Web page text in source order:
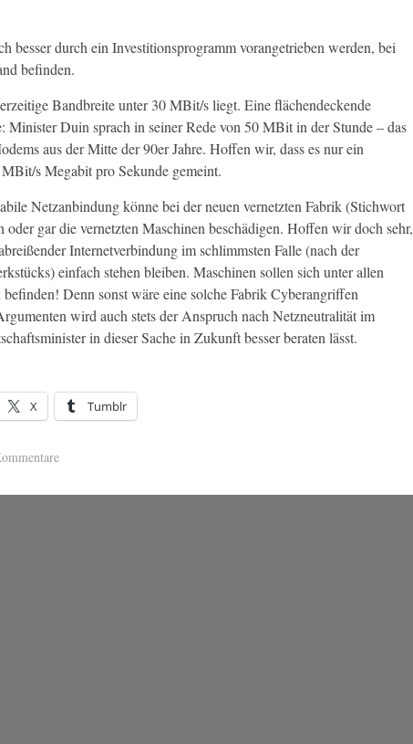
besser durch ein Investitionsprogramm vorangetrieben werden, bei
befinden.
Bandbreite unter 30 MBit/s liegt. Eine flächendeckende
Duin sprach in seiner Rede von 50 MBit in der Stunde – das
aus der Mitte der 90er Jahre. Hoffen wir, dass es nur ein
s Megabit pro Sekunde gemeint.
Netzanbindung könne bei der neuen vernetzten Fabrik (Stichwort
gar die vernetzten Maschinen beschädigen. Hoffen wir doch sehr,
Internetverbindung im schlimmsten Falle (nach der
einfach stehen bleiben. Maschinen sollen sich unter allen
Denn sonst wäre eine solche Fabrik Cyberangriffen
wird auch stets der Anspruch nach Netzneutralität im
in dieser Sache in Zukunft besser beraten lässt.
X Tumblr